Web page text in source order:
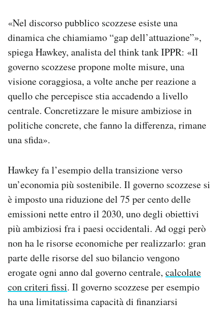
«Nel discorso pubblico scozzese esiste una
dinamica che chiamiamo “gap dell’attuazione”»,
spiega Hawkey, analista del think tank IPPR: «Il
governo scozzese propone molte misure, una
visione coraggiosa, a volte anche per reazione a
quello che percepisce stia accadendo a livello
centrale. Concretizzare le misure ambiziose in
politiche concrete, che fanno la differenza, rimane
una sfida».
Hawkey fa l’esempio della transizione verso
un’economia più sostenibile. Il governo scozzese si
è imposto una riduzione del 75 per cento delle
emissioni nette entro il 2030, uno degli obiettivi
più ambiziosi fra i paesi occidentali. Ad oggi però
non ha le risorse economiche per realizzarlo: gran
parte delle risorse del suo bilancio vengono
erogate ogni anno dal governo centrale, calcolate
con criteri fissi. Il governo scozzese per esempio
ha una limitatissima capacità di finanziarsi